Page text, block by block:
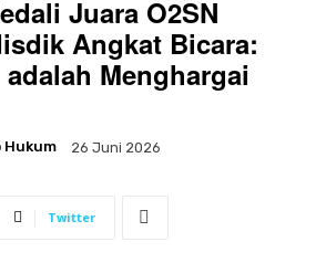
Juara O2SN
Angkat Bicara:
Menghargai
Hukum 26 Juni 2026
Twitter